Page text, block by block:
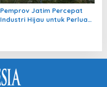
Pemprov Jatim Percepat
Industri Hijau untuk Perluas